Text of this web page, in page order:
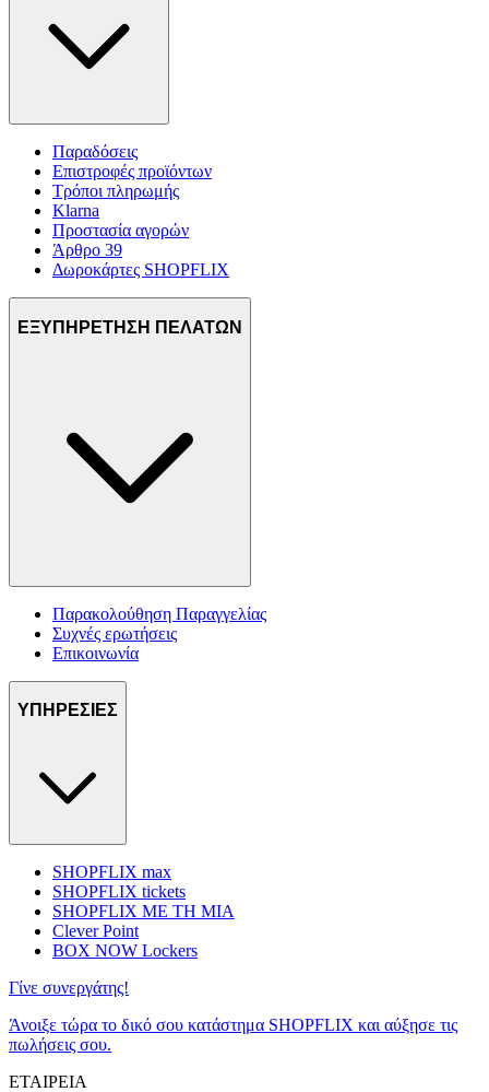
Παραδόσεις
Επιστροφές προϊόντων
Τρόποι πληρωμής
Klarna
Προστασία αγορών
Άρθρο 39
Δωροκάρτες SHOPFLIX
ΕΞΥΠΗΡΕΤΗΣΗ ΠΕΛΑΤΩΝ
Παρακολούθηση Παραγγελίας
Συχνές ερωτήσεις
Επικοινωνία
ΥΠΗΡΕΣΙΕΣ
SHOPFLIX max
SHOPFLIX tickets
SHOPFLIX ΜΕ ΤΗ ΜΙΑ
Clever Point
BOX NOW Lockers
Γίνε συνεργάτης!
Άνοιξε τώρα το δικό σου κατάστημα SHOPFLIX και αύξησε τις
πωλήσεις σου.
ΕΤΑΙΡΕΙΑ